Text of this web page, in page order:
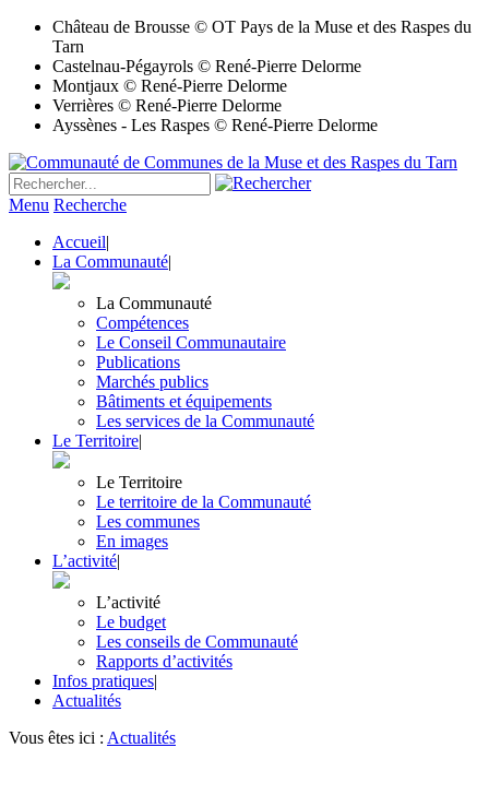
Château de Brousse © OT Pays de la Muse et des Raspes du
Tarn
Castelnau-Pégayrols © René-Pierre Delorme
Montjaux © René-Pierre Delorme
Verrières © René-Pierre Delorme
Ayssènes - Les Raspes © René-Pierre Delorme
Menu Recherche
Accueil|
La Communauté|
La Communauté
Compétences
Le Conseil Communautaire
Publications
Marchés publics
Bâtiments et équipements
Les services de la Communauté
Le Territoire|
Le Territoire
Le territoire de la Communauté
Les communes
En images
L’activité|
L’activité
Le budget
Les conseils de Communauté
Rapports d’activités
Infos pratiques|
Actualités
Vous êtes ici : Actualités